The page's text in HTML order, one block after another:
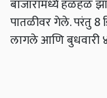
बाजारामध्ये हळहळ
पातळीवर गेले. परंतु 8
लागले आणि बुधवारी